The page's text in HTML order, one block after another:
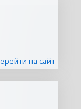
на сайт